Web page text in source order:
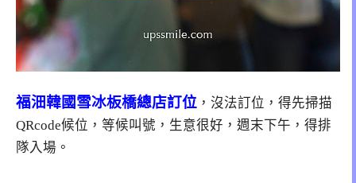
福沺韓國雪冰板橋總店訂位 ，沒法訂位，得先掃描
QRcode候位，等候叫號，生意很好，週末下午，得排
隊入場。